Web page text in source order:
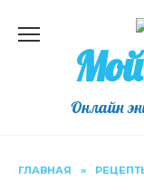
содержанию
Онлайн
ГЛАВНАЯ »